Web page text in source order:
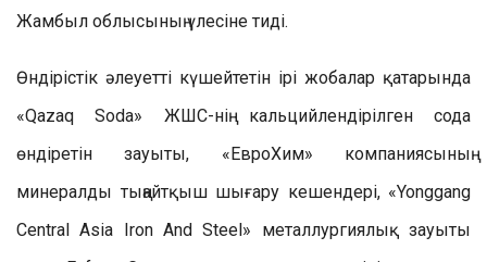
Жамбыл облысының үлесіне тиді.
Өндірістік әлеуетті күшейтетін ірі жобалар қатарында
«Qazaq Soda» ЖШС-нің кальцийлендірілген сода
өндіретін зауыты, «ЕвроХим» компаниясының
минералды тыңайтқыш шығару кешендері, «Yonggang
Central Asia Iron And Steel» металлургиялық зауыты